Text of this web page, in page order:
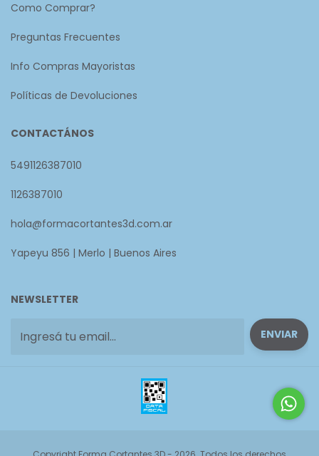
Como Comprar?
Preguntas Frecuentes
Info Compras Mayoristas
Políticas de Devoluciones
CONTACTÁNOS
5491126387010
1126387010
hola@formacortantes3d.com.ar
Yapeyu 856 | Merlo | Buenos Aires
NEWSLETTER